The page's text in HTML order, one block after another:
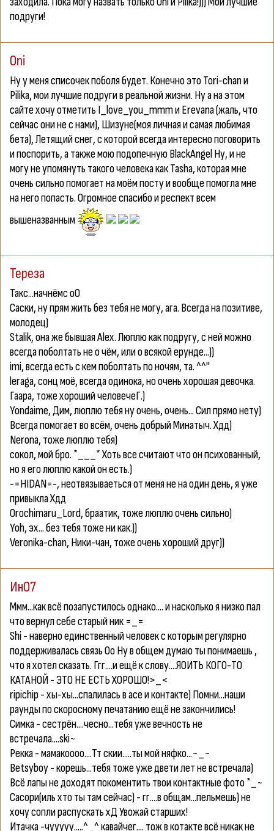
подруги!
Oni
Ну у меня списочек поболя будет. Конечно это Tori-chan и
Pilika, мои лучшие подруги в реальной жизни. Ну а на этом
сайте хочу отметить I_love_you_mmmиErevana(жаль, что
сейчас они не с нами), Шизуне(моя личная и самая любимая
бета),Летящий снег, с которой всегда интересно поговорить
и поспорить, а также мою подопечнуюBlackAngelНу, и не
могу не упомянуть такого человека какTasha, которая мне
очень сильно помогает на моём посту и вообще помогла мне
на него попасть. Огромное спасибо и респект всем
вышеназванным
Тереза
Такс...начнёмс оО
Саски, ну прям жить без тебя не могу, ага. Всегда на позитиве,
молодец)
Stalik, она же бывшаяAlex. Люплю как подругу, с ней можно
всегда поболтать не о чём, или о всякой ерунде...))
imi, всегда есть с кем поболтать по ночям, та. ^^"
leraga, сонц моё, всегда одинока, но очень хорошая девочка.
Гаара, тоже хороший человечеГ.)
Yondаime, Дим, люплю тебя ну очень, очень... Сил прямо нету)
Всегда помогает во всём, очень добрый Минатыч. Хдд)
Nerona, тоже люплю тебя)
сокол, мой бро. *___* Хоть все считают что он психованный,
но я его люплю какой он есть.)
-=HIDAN=-, неотвязываеться от меня не на один день, я уже
привыкла Хдд
Orochimaru_Lord, браатик, тоже люплю очень сильно)
Yoh, эх... без тебя тоже ни как.))
Veronika-chan, Ники-чан, тоже очень хороший друг))
ИнО7
Ммм...как всё позапустилось однако.... и насколько я низко пал
что вернул себе старый ник =_=
Shi - наверно единственный человек с которым регулярно
поддерживалась связь Оо Ну в общем думаю ты понимаешь ,
что я хотел сказать. Ггг....и ещё к слову....ЯОИТЬ КОГО-ТО
КАТАНОЙ - ЭТО НЕ ЕСТЬ ХОРОШО!>_<
ripichip - хы-хы...спалилась в асе и контакте) Помни...наши
раунды по скоросному печатанию ещё не закончились!
Cимка - сестрён....чесно...тебя уже вечность не
встречала....ski~
Рекка - мамакоооо....Тт скии.....ты мой няфко...~_~
Betsyboy - корешь...тебя тоже уже двети лет не встречала)
Всё лапы не доходят покоментить твои контактные фото *_~
Сасори(иль хто ты там сейчас) - гг....в общам...пельмешь) не
хочу сопли распускать хД Увожай старших!
Итачка -чууууу.....^_^ кавайчег.... тож в котакте всё никак не